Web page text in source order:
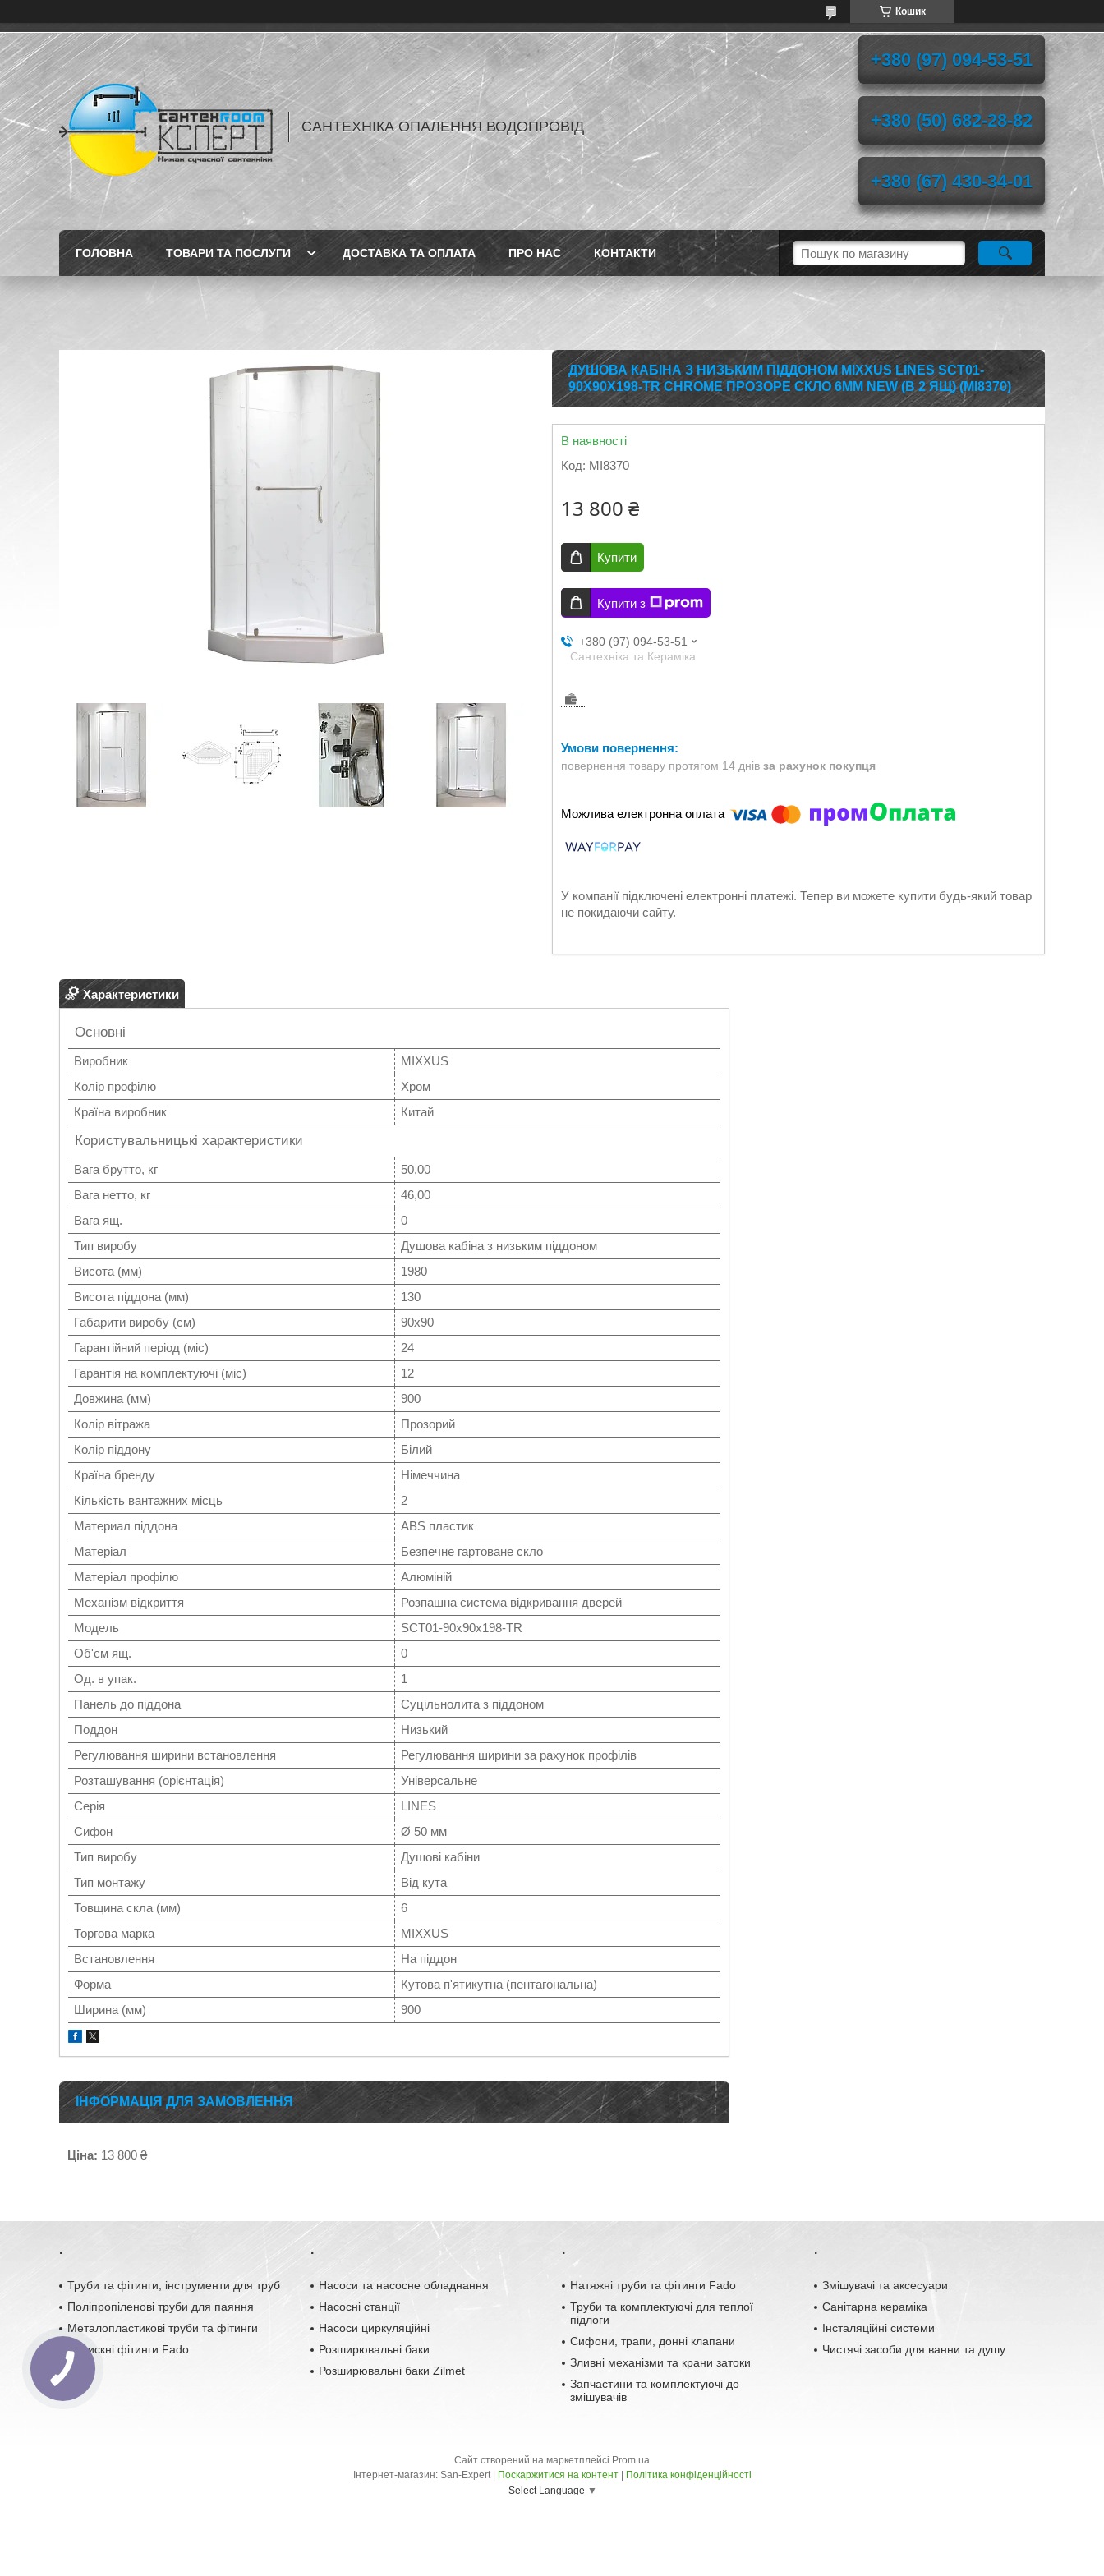
Кошик
САНТЕХНІКА ОПАЛЕННЯ ВОДОПРОВІД
+380 (97) 094-53-51
+380 (50) 682-28-82
+380 (67) 430-34-01
ГОЛОВНА ТОВАРИ ТА ПОСЛУГИ ДОСТАВКА ТА ОПЛАТА ПРО НАС КОНТАКТИ
ДУШОВА КАБІНА З НИЗЬКИМ ПІДДОНОМ MIXXUS LINES SCT01-
90X90X198-TR CHROME ПРОЗОРЕ СКЛО 6ММ NEW (В 2 ЯЩ) (MI8370)
В наявності
Код: MI8370
13 800 ₴
Купити
Купити з
+380 (97) 094-53-51
Сантехніка та Кераміка
повернення товару протягом 14 днів за рахунок покупця
У компанії підключені електронні платежі. Тепер ви можете купити будь-який товар
не покидаючи сайту.
Характеристики
Основні
Виробник
MIXXUS
Колір профілю
Хром
Країна виробник
Китай
Користувальницькі характеристики
Вага брутто, кг
50,00
Вага нетто, кг
46,00
Вага ящ.
0
Тип виробу
Душова кабіна з низьким піддоном
Висота (мм)
1980
Висота піддона (мм)
130
Габарити виробу (см)
90x90
Гарантійний період (міс)
24
Гарантія на комплектуючі (міс)
12
Довжина (мм)
900
Колір вітража
Прозорий
Колір піддону
Білий
Країна бренду
Німеччина
Кількість вантажних місць
2
Материал піддона
АBS пластик
Матеріал
Безпечне гартоване скло
Матеріал профілю
Алюміній
Механізм відкриття
Розпашна система відкривання дверей
Мoдель
SCT01-90x90x198-TR
Об'єм ящ.
0
Од. в упак.
1
Панель до піддона
Суцільнолита з піддоном
Поддон
Низький
Регулювання ширини встановлення
Регулювання ширини за рахунок профілів
Розташування (орієнтація)
Універсальне
Серія
LINES
Сифон
Ø 50 мм
Тип виробу
Душові кабіни
Тип монтажу
Від кута
Товщина скла (мм)
6
Торгова марка
MIXXUS
Встановлення
На піддон
Форма
Кутова п'ятикутна (пентагональна)
Ширина (мм)
900
ІНФОРМАЦІЯ ДЛЯ ЗАМОВЛЕННЯ
Ціна: 13 800 ₴
.
Труби та фітинги, інструменти для труб
Поліпропіленові труби для паяння
Металопластикові труби та фітинги
Обтискні фітинги Fado
.
Насоси та насосне обладнання
Насосні станції
Насоси циркуляційні
Розширювальні баки
Розширювальні баки Zilmet
.
Натяжні труби та фітинги Fado
Труби та комплектуючі для теплої
підлоги
Сифони, трапи, донні клапани
Зливні механізми та крани затоки
Запчастини та комплектуючі до
змішувачів
.
Змішувачі та аксесуари
Санітарна кераміка
Інсталяційні системи
Чистячі засоби для ванни та душу
Сайт створений на маркетплейсі Prom.ua
Поскаржитися на контент
Політика конфіденційності
Select Language ▼